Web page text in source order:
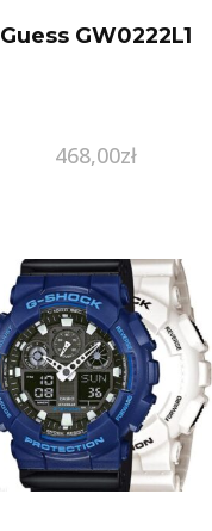
Guess GW0222L1
468,00zł